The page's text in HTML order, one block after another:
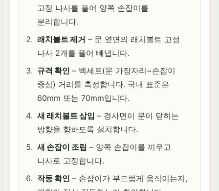
고정 나사를 풀어 양쪽 손잡이를
분리합니다.
래치볼트 제거 – 문 옆면의 래치볼트 고정
나사 2개를 풀어 빼냅니다.
규격 확인 – 백세트(문 가장자리~손잡이
중심) 거리를 측정합니다. 국내 표준은
60mm 또는 70mm입니다.
새 래치볼트 삽입 – 경사면이 문이 닫히는
방향을 향하도록 설치합니다.
새 손잡이 조립 – 양쪽 손잡이를 끼우고
나사로 고정합니다.
작동 확인 – 손잡이가 부드럽게 움직이는지,